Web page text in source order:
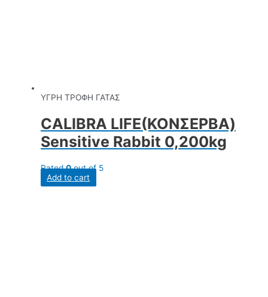
ΥΓΡΗ ΤΡΟΦΗ ΓΑΤΑΣ
CALIBRA LIFE(ΚΟΝΣΕΡΒΑ)
Sensitive Rabbit 0,200kg
Rated0out of 5
Add to cart